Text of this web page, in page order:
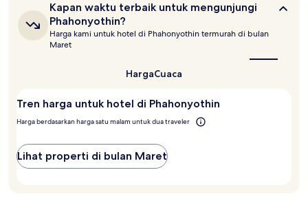
Kapan
waktu
terbaik
untuk
mengunjungi
Kapan waktu terbaik untuk mengunjungi
Phahonyothin?
Harga kami untuk hotel di Phahonyothin termurah di bulan
Maret
HargaCuaca
Tren harga untuk hotel di Phahonyothin
Harga berdasarkan harga satu malam untuk dua traveler
Lihat properti di bulan Maret